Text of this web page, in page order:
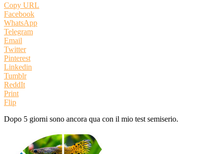
Copy URL
Facebook
WhatsApp
Telegram
Email
Twitter
Pinterest
Linkedin
Tumblr
ReddIt
Print
Flip
Dopo 5 giorni sono ancora qua con il mio test semiserio.